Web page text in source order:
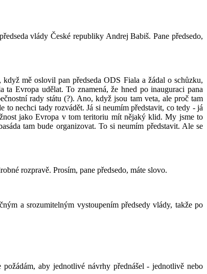
vlády České republiky Andrej Babiš. Pane předsedo,
mě oslovil pan předseda ODS Fiala a žádal o schůzku,
Evropa udělat. To znamená, že hned po inauguraci pana
rady státu (?). Ano, když jsou tam veta, ale proč tam
nechci tady rozvádět. Já si neumím představit, co tedy - já
jako Evropa v tom teritoriu mít nějaký klid. My jsme to
tam bude organizovat. To si neumím představit. Ale se
rozpravě. Prosím, pane předsedo, máte slovo.
a srozumitelným vystoupením předsedy vlády, takže po
aby jednotlivé návrhy přednášel - jednotlivě nebo